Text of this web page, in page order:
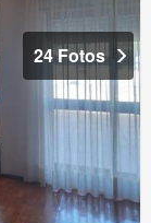
24 Fotos